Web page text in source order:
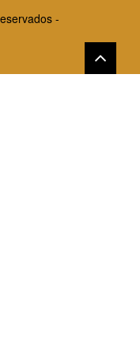
-